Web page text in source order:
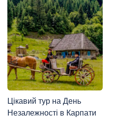
Цікавий тур на День
Незалежності в Карпати